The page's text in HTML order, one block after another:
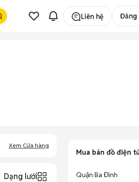
Liên hệ Đăng
Xem Cửa hàng
Dạng lưới
Mua bán đồ điện
Quận Ba Đình